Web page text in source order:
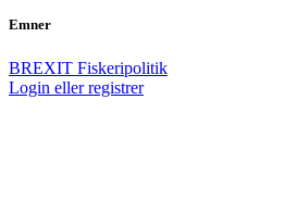
Emner
BREXIT Fiskeripolitik
Login eller registrer